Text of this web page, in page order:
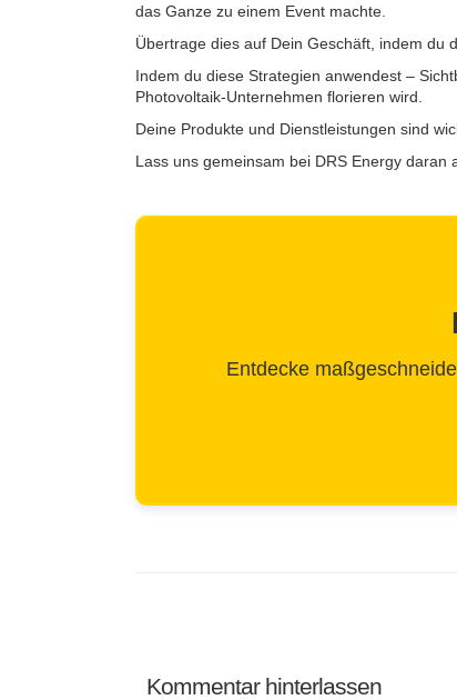
das Ganze zu einem Event machte.
Übertrage dies auf Dein Geschäft, indem du
Indem du diese Strategien anwendest –
Photovoltaik-Unternehmen florieren wird.
Deine Produkte und Dienstleistungen sind
Lass uns gemeinsam bei DRS Energy
Entdecke
Kommentar hinterlassen